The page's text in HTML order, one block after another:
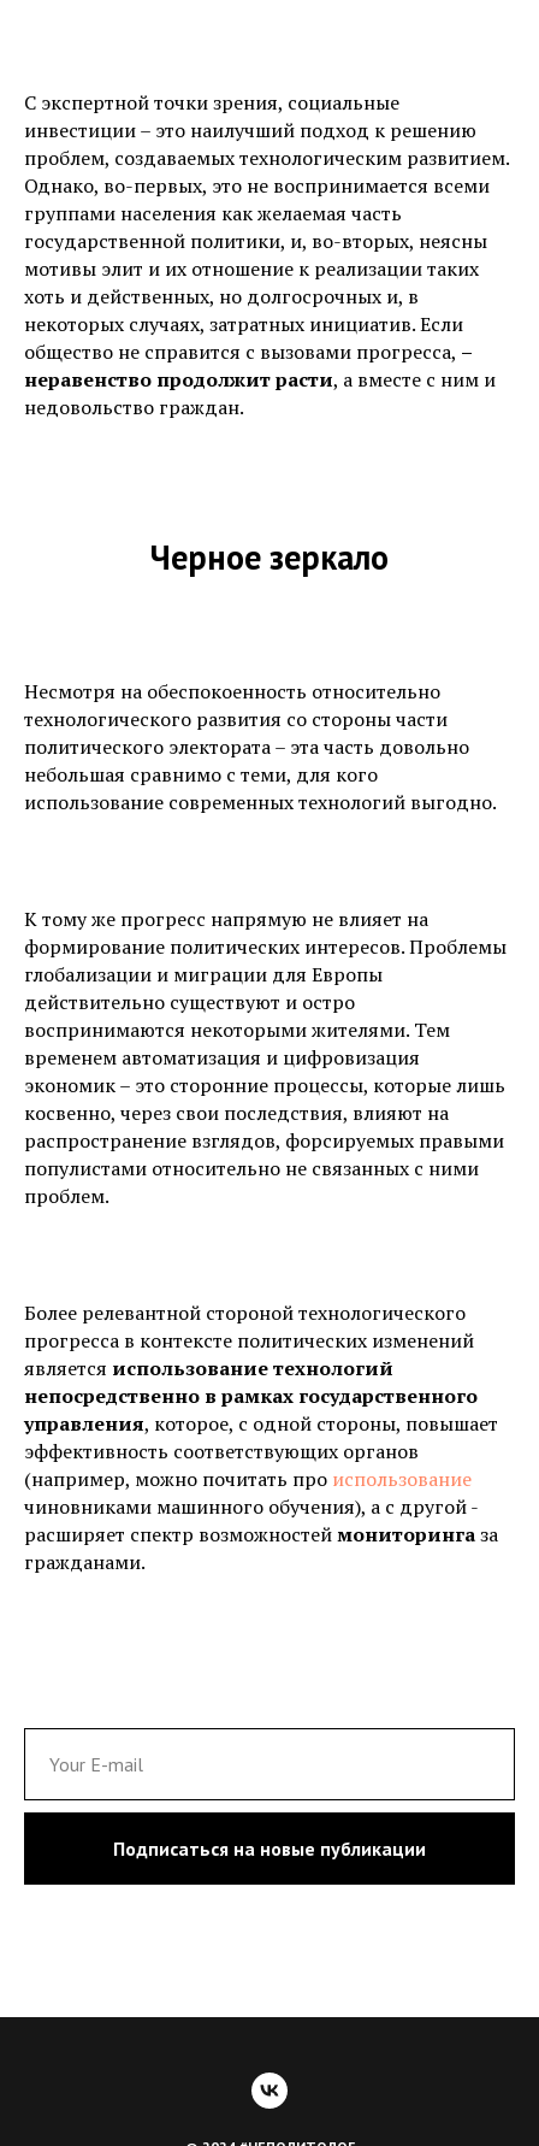
С экспертной точки зрения, социальные
инвестиции – это наилучший подход к решению
проблем, создаваемых технологическим развитием.
Однако, во-первых, это не воспринимается всеми
группами населения как желаемая часть
государственной политики, и, во-вторых, неясны
мотивы элит и их отношение к реализации таких
хоть и действенных, но долгосрочных и, в
некоторых случаях, затратных инициатив. Если
общество не справится с вызовами прогресса, –
неравенство продолжит расти, а вместе с ним и
недовольство граждан.
Черное зеркало
Несмотря на обеспокоенность относительно
технологического развития со стороны части
политического электората – эта часть довольно
небольшая сравнимо с теми, для кого
использование современных технологий выгодно.
К тому же прогресс напрямую не влияет на
формирование политических интересов. Проблемы
глобализации и миграции для Европы
действительно существуют и остро
воспринимаются некоторыми жителями. Тем
временем автоматизация и цифровизация
экономик – это сторонние процессы, которые лишь
косвенно, через свои последствия, влияют на
распространение взглядов, форсируемых правыми
популистами относительно не связанных с ними
проблем.
Более релевантной стороной технологического
прогресса в контексте политических изменений
является использование технологий
непосредственно в рамках государственного
управления, которое, с одной стороны, повышает
эффективность соответствующих органов
(например, можно почитать про использование
чиновниками машинного обучения), а с другой -
расширяет спектр возможностеймониторингаза
гражданами.
Подписаться на новые публикации